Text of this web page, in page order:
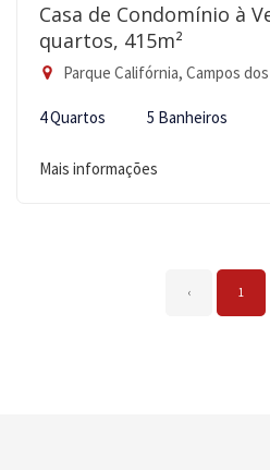
Casa de Condomínio à
quartos, 415m²
Parque Califórnia, Campos
4 Quartos 5 Banheiros
Mais informações
‹ 1